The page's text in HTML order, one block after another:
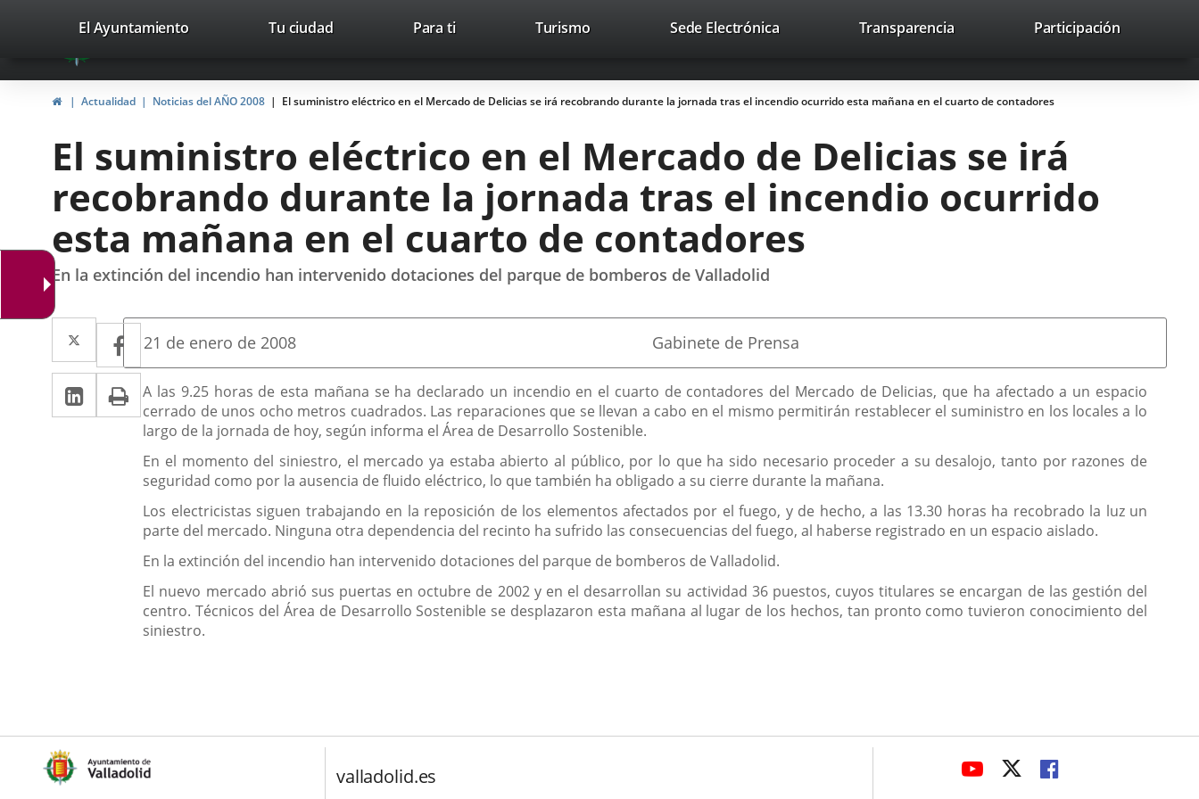
Portal
Web
del
Valladolid
avaTop Trabaja con nosotros Contacto avaHeaderSocial
Enlace
una
aplicación
Enlace
una
aplicación
Enlace
una
aplicación
Recherche
valladolid.es
El Ayuntamiento Tu ciudad Para ti TurismoEste
abrirá
en
ventana
nueva.
Sede ElectrónicaEnlace
aplicación
externa.
Transparencia Participación
InicioActualidad Noticias del AÑO 2008 El suministro eléctrico en el Mercado de Delicias se irá recobrando durante la jornada tras el incendio ocurrido esta mañana en el cuarto de contadores
El suministro eléctrico en el Mercado de Delicias se irá
recobrando durante la jornada tras el incendio ocurrido
esta mañana en el cuarto de contadores
En la extinción del incendio han intervenido dotaciones del parque de bomberos de Valladolid
Twitter
Enlace
a
una
aplicación
externa.
Facebook
Enlace
a
una
aplicación
externa.
LinkedIn
Enlace
a
aplicación
externa.
Imprimir
Fecha
la
noticia
21 de enero de 2008 Fuente
la
noticia
Gabinete de Prensa
Descripción
A las 9.25 horas de esta mañana se ha declarado un incendio en el cuarto de contadores del Mercado de Delicias, que ha afectado a un espacio
cerrado de unos ocho metros cuadrados. Las reparaciones que se llevan a cabo en el mismo permitirán restablecer el suministro en los locales a lo
largo de la jornada de hoy, según informa el Área de Desarrollo Sostenible.
En el momento del siniestro, el mercado ya estaba abierto al público, por lo que ha sido necesario proceder a su desalojo, tanto por razones de
seguridad como por la ausencia de fluido eléctrico, lo que también ha obligado a su cierre durante la mañana.
Los electricistas siguen trabajando en la reposición de los elementos afectados por el fuego, y de hecho, a las 13.30 horas ha recobrado la luz un
parte del mercado. Ninguna otra dependencia del recinto ha sufrido las consecuencias del fuego, al haberse registrado en un espacio aislado.
En la extinción del incendio han intervenido dotaciones del parque de bomberos de Valladolid.
El nuevo mercado abrió sus puertas en octubre de 2002 y en el desarrollan su actividad 36 puestos, cuyos titulares se encargan de las gestión del
centro. Técnicos del Área de Desarrollo Sostenible se desplazaron esta mañana al lugar de los hechos, tan pronto como tuvieron conocimiento del
siniestro.
valladolid.es
ENLACEENLACEENLACE